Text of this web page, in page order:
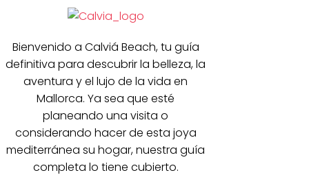
Bienvenido a Calviá Beach, tu guía
definitiva para descubrir la belleza, la
aventura y el lujo de la vida en
Mallorca. Ya sea que esté
planeando una visita o
considerando hacer de esta joya
mediterránea su hogar, nuestra guía
completa lo tiene cubierto.